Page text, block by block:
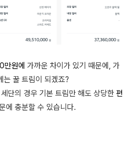
원에 가까운 차이가 있기 때문에, 가
는 꿀 트림이 되겠죠?
단의 경우 기본 트림만 해도 상당한 편
에 충분할 수 있습니다.